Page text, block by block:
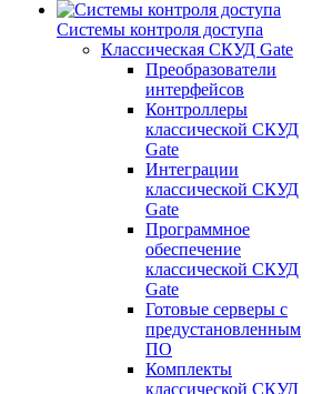
Системы контроля доступа
Классическая СКУД Gate
Преобразователи
интерфейсов
Контроллеры
классической СКУД
Gate
Интеграции
классической СКУД
Gate
Программное
обеспечение
классической СКУД
Gate
Готовые серверы с
предустановленным
ПО
Комплекты
классической СКУД